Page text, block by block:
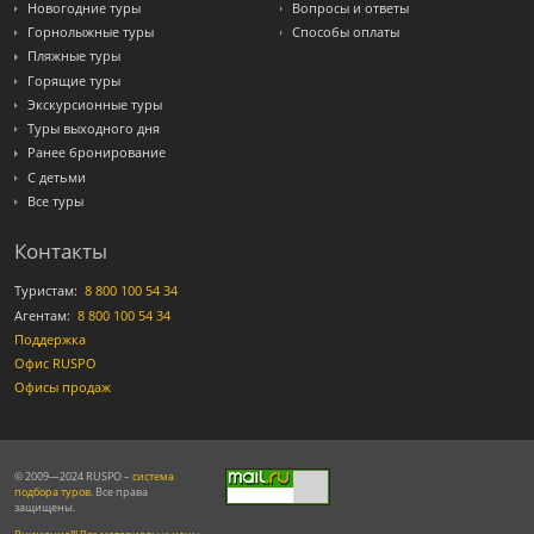
Новогодние туры
Горнолыжные туры
Пляжные туры
Горящие туры
Экскурсионные туры
Туры выходного дня
Ранее бронирование
С детьми
Все туры
Вопросы и ответы
Способы оплаты
Контакты
Туристам: 8 800 100 54 34
Агентам: 8 800 100 54 34
Поддержка
Офис RUSPO
Офисы продаж
© 2009—2024 RUSPO – система
подбора туров. Все права
защищены.